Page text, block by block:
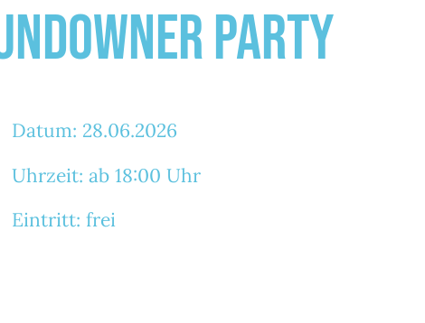
Party
Datum: 28.06.2026
Uhrzeit: ab 18:00 Uhr
Eintritt: frei